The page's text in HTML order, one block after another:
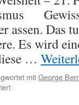
assen. Das
Es wird
…
mitGeorge
für